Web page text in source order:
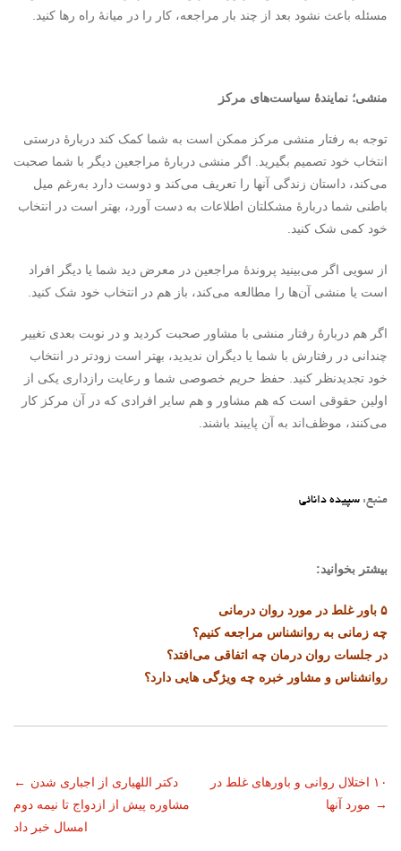
مسئله باعث نشود بعد از چند بار مراجعه، کار را در میانهٔ راه رها کنید.
منشی؛ نماینده سیاست‌های مرکز
توجه به رفتار منشی مرکز ممکن است به شما کمک کند دربارهٔ درستی
انتخاب خود تصمیم بگیرید. اگر منشی دربارهٔ مراجعین دیگر با شما صحبت
می‌کند، داستان زندگی آنها را تعریف می‌کند و دوست دارد به‌رغم میل
باطنی شما دربارهٔ مشکلتان اطلاعات به دست آورد، بهتر است در انتخاب
خود کمی شک کنید.
از سویی اگر می‌بینید پروندهٔ مراجعین در معرض دید شما یا دیگر افراد
است یا منشی آن‌ها را مطالعه می‌کند، باز هم در انتخاب خود شک کنید.
اگر هم دربارهٔ رفتار منشی با مشاور صحبت کردید و در نوبت بعدی تغییر
چندانی در رفتارش با شما یا دیگران ندیدید، بهتر است زودتر در انتخاب
خود تجدیدنظر کنید. حفظ حریم خصوصی شما و رعایت رازداری یکی از
اولین حقوقی است که هم مشاور و هم سایر افرادی که در آن مرکز کار
می‌کنند، موظف‌اند به آن پایبند باشند.
منبع: سپیده دانائی
بیشتر بخوانید:
۵ باور غلط در مورد روان درمانی
چه زمانی به روانشناس مراجعه کنیم؟
در جلسات روان درمان چه اتفاقی می‌افتد؟
روانشناس و مشاور خبره چه ویژگی هایی دارد؟
ناوبری
نوشته
← دکتر اللهیاری از اجباری شدن
مشاوره پیش از ازدواج تا نیمه دوم
امسال خبر داد
۱۰ اختلال روانی و باورهای غلط در
مورد آنها →